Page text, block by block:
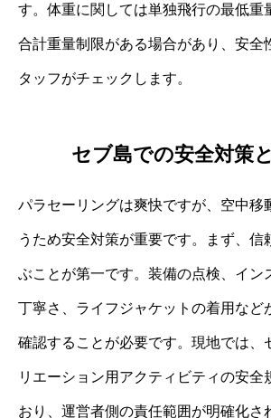
す。体重に関しては単独飛行の最低重
合計重量制限がある場合があり、安全
タッフがチェックします。
セブ島での安全対策
パラセーリングは爽快ですが、空中移
うため安全対策が重要です。まず、信
ぶことが第一です。装備の点検、イン
丁寧さ、ライフジャケットの着用など
確認することが必要です。現地では、
リエーション用アクティビティの安全
おり、運営者側の責任範囲が明確化さ